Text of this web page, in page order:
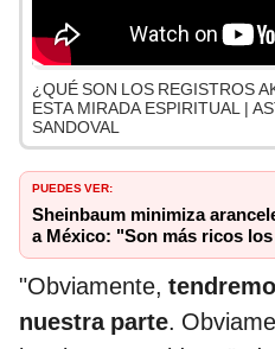
¿QUÉ SON LOS REGISTROS
ESTA MIRADA ESPIRITUAL |
SANDOVAL
PUEDES VER:
Sheinbaum minimiza
a México: "Son más ricos
"Obviamente,
nuestra parte.